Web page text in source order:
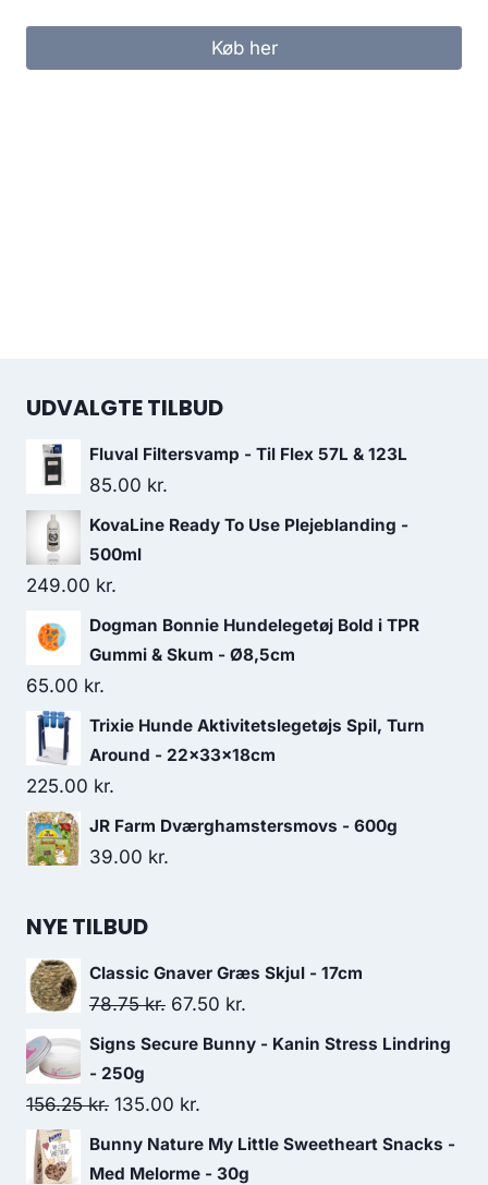
Køb her
UDVALGTE TILBUD
Fluval Filtersvamp - Til Flex 57L & 123L
85.00 kr.
KovaLine Ready To Use Plejeblanding -
500ml
249.00 kr.
Dogman Bonnie Hundelegetøj Bold i TPR
Gummi & Skum - Ø8,5cm
65.00 kr.
Trixie Hunde Aktivitetslegetøjs Spil, Turn
Around - 22×33×18cm
225.00 kr.
JR Farm Dværghamstersmovs - 600g
39.00 kr.
NYE TILBUD
Classic Gnaver Græs Skjul - 17cm
78.75kr. Den
oprindelige
var:
78.75 kr..
67.50 kr.
aktuelle
67.50 kr..
Signs Secure Bunny - Kanin Stress Lindring
- 250g
156.25kr. Den
oprindelige
pris
135.00 kr.
aktuelle
pris
Bunny Nature My Little Sweetheart Snacks -
Med Melorme - 30g